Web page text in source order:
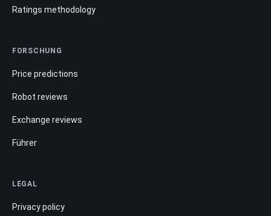
Ratings methodology
FORSCHUNG
Price predictions
Robot reviews
Exchange reviews
Führer
LEGAL
Privacy policy